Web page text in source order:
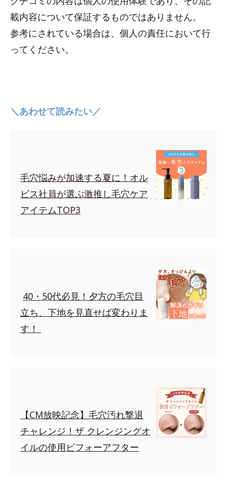
載内容について保証するものではありません。
参考にされている場合は、個人の責任において行
ってください。
＼あわせて読みたい／
毛穴悩みが加速する夏に！オル
ビス社員が選ぶ激推し毛穴ケア
アイテムTOP3
40・50代必見！夕方の毛穴目
立ち、下地を見直せば変わりま
す！
【CM放映記念】毛穴汚れ撃退
チャレンジ！ザ クレンジングオ
イルの使用ビフォーアフター